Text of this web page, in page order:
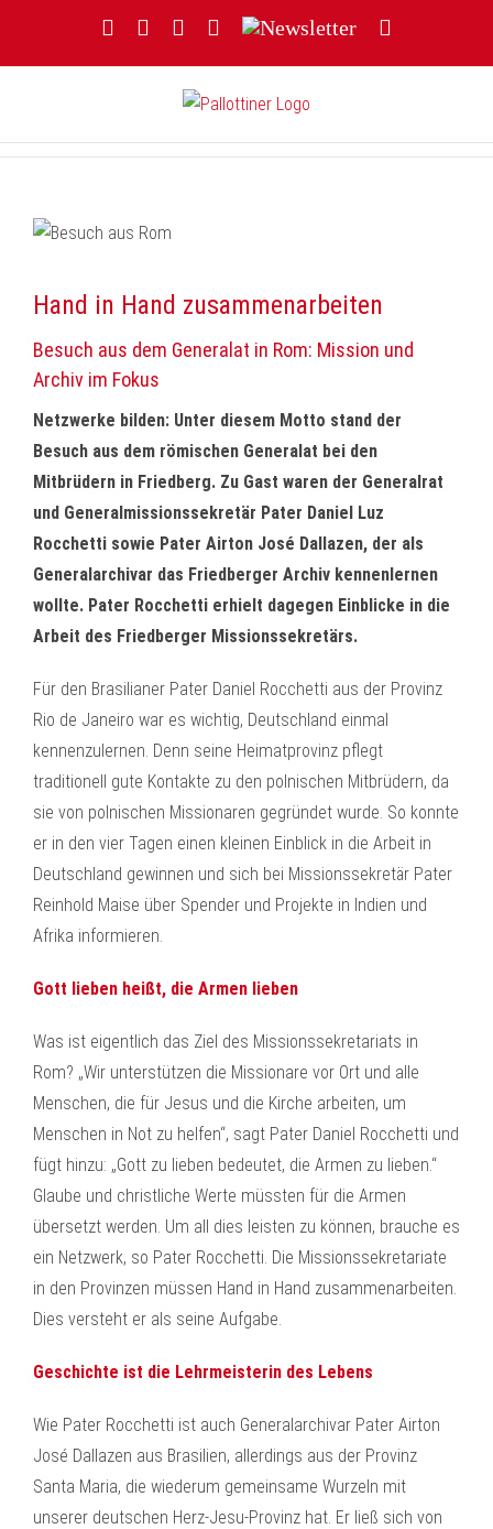
FacebookYouTubeInstagram
Threads
Newsletter
Hand in Hand zusammenarbeiten
Besuch aus dem Generalat in Rom: Mission und
Archiv im Fokus
Netzwerke bilden: Unter diesem Motto stand der
Besuch aus dem römischen Generalat bei den
Mitbrüdern in Friedberg. Zu Gast waren der Generalrat
und Generalmissionssekretär Pater Daniel Luz
Rocchetti sowie Pater Airton José Dallazen, der als
Generalarchivar das Friedberger Archiv kennenlernen
wollte. Pater Rocchetti erhielt dagegen Einblicke in die
Arbeit des Friedberger Missionssekretärs.
Für den Brasilianer Pater Daniel Rocchetti aus der Provinz
Rio de Janeiro war es wichtig, Deutschland einmal
kennenzulernen. Denn seine Heimatprovinz pflegt
traditionell gute Kontakte zu den polnischen Mitbrüdern, da
sie von polnischen Missionaren gegründet wurde. So konnte
er in den vier Tagen einen kleinen Einblick in die Arbeit in
Deutschland gewinnen und sich bei Missionssekretär Pater
Reinhold Maise über Spender und Projekte in Indien und
Afrika informieren.
Gott lieben heißt, die Armen lieben
Was ist eigentlich das Ziel des Missionssekretariats in
Rom? „Wir unterstützen die Missionare vor Ort und alle
Menschen, die für Jesus und die Kirche arbeiten, um
Menschen in Not zu helfen“, sagt Pater Daniel Rocchetti und
fügt hinzu: „Gott zu lieben bedeutet, die Armen zu lieben.“
Glaube und christliche Werte müssten für die Armen
übersetzt werden. Um all dies leisten zu können, brauche es
ein Netzwerk, so Pater Rocchetti. Die Missionssekretariate
in den Provinzen müssen Hand in Hand zusammenarbeiten.
Dies versteht er als seine Aufgabe.
Geschichte ist die Lehrmeisterin des Lebens
Wie Pater Rocchetti ist auch Generalarchivar Pater Airton
José Dallazen aus Brasilien, allerdings aus der Provinz
Santa Maria, die wiederum gemeinsame Wurzeln mit
unserer deutschen Herz-Jesu-Provinz hat. Er ließ sich von